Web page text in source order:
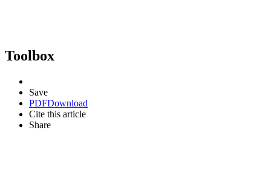
Toolbox
Save
PDFDownload
Cite this article
Share